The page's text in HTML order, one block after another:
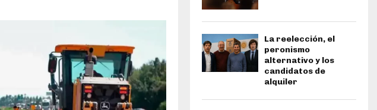
La reelección, el
peronismo
alternativo y los
candidatos de
alquiler